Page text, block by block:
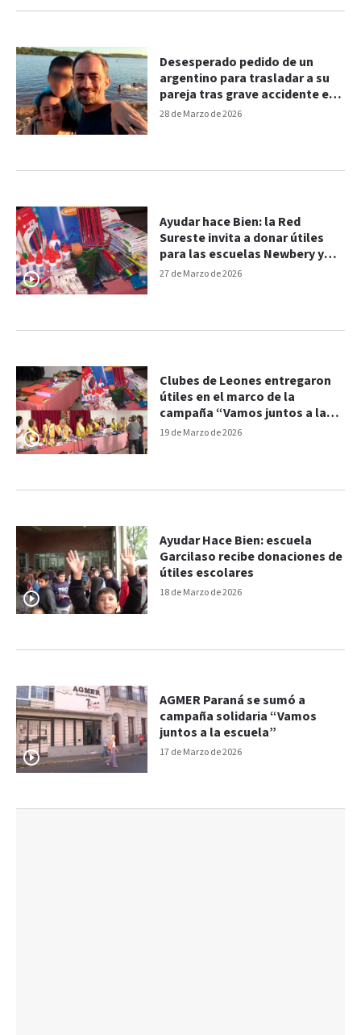
28 de Marzo de 2026
Desesperado pedido de un
argentino para trasladar a su
pareja tras grave accidente en
Brasil
27 de Marzo de 2026
Ayudar hace Bien: la Red
Sureste invita a donar útiles
para las escuelas Newbery y
Garcilaso
19 de Marzo de 2026
Clubes de Leones entregaron
útiles en el marco de la
campaña “Vamos juntos a la
escuela”
18 de Marzo de 2026
Ayudar Hace Bien: escuela
Garcilaso recibe donaciones de
útiles escolares
17 de Marzo de 2026
AGMER Paraná se sumó a
campaña solidaria “Vamos
juntos a la escuela”